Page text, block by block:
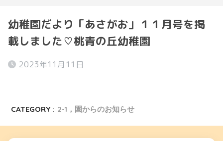
幼稚園だより「あさがお」１１月号を掲
載しました♡桃青の丘幼稚園
2023年11月11日
CATEGORY : 2-1，園からのお知らせ